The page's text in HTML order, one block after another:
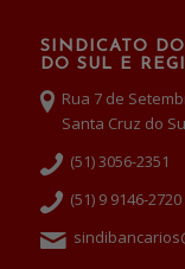
SINDICATO
DO SUL E
Rua 7 de
Santa Cruz do
(51) 3056-2351
(51) 9 9146-2720